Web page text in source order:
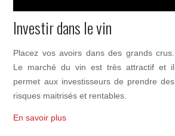
Investir dans le vin
Placez vos avoirs dans des grands crus.
Le marché du vin est très attractif et il
permet aux investisseurs de prendre des
risques maitrisés et rentables.
En savoir plus